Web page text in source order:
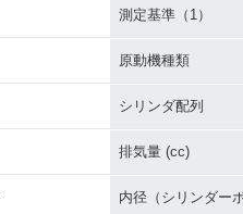
測定基準（1）
原動機種類
シリンダ配列
排気量 (cc)
内径（シリンダー